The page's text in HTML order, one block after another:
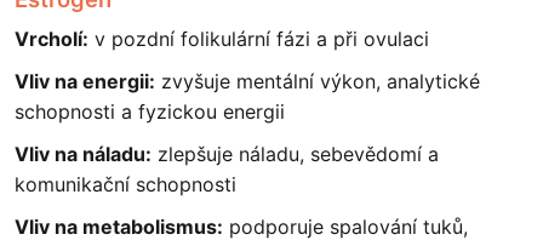
Vrcholí: v pozdní folikulární fázi a při ovulaci
Vliv na energii: zvyšuje mentální výkon, analytické
schopnosti a fyzickou energii
Vliv na náladu: zlepšuje náladu, sebevědomí a
komunikační schopnosti
Vliv na metabolismus: podporuje spalování tuků,